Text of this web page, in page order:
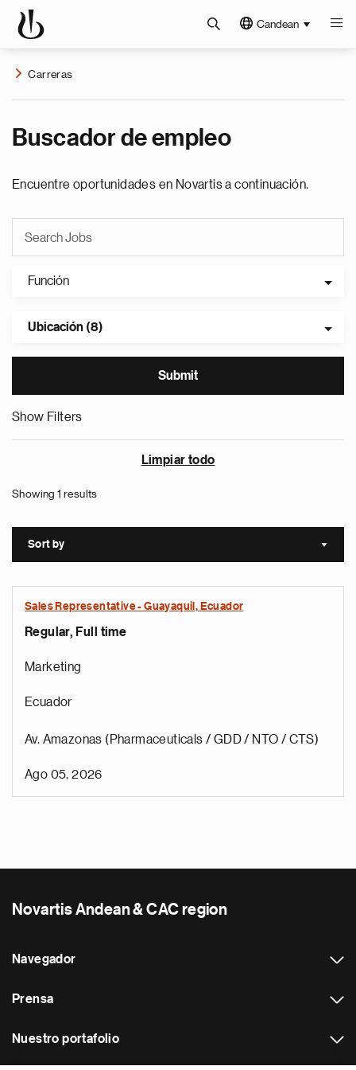
Candean
Carreras
Buscador de empleo
Encuentre oportunidades en Novartis a continuación.
Función
Ubicación (8)
Show Filters
Limpiar todo
Showing 1 results
Sort by Sort
Sales Representative - Guayaquil, Ecuador
Regular, Full time
Marketing
Ecuador
Av. Amazonas (Pharmaceuticals / GDD / NTO / CTS)
Ago 05, 2026
Novartis Andean & CAC region
Navegador
Prensa
Nuestro portafolio